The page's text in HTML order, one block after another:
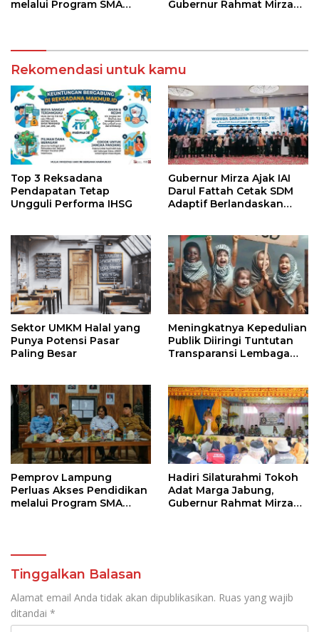
melalui Program SMA
Gubernur Rahmat Mirzani
SDM
Rekomendasi untuk kamu
Top 3 Reksadana
Pendapatan Tetap
Ungguli Performa IHSG
Gubernur Mirza Ajak IAI
Darul Fattah Cetak SDM
Adaptif Berlandaskan
Sektor UMKM Halal yang
Punya Potensi Pasar
Paling Besar
Meningkatnya Kepedulian
Publik Diiringi Tuntutan
Transparansi Lembaga
Pemprov Lampung
Perluas Akses Pendidikan
melalui Program SMA
Hadiri Silaturahmi Tokoh
Adat Marga Jabung,
Gubernur Rahmat Mirzani
Tinggalkan Balasan
Alamat email Anda tidak akan dipublikasikan. Ruas yang wajib
ditandai *